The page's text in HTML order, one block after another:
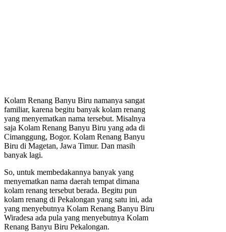
Kolam Renang Banyu Biru namanya sangat
familiar, karena begitu banyak kolam renang
yang menyematkan nama tersebut. Misalnya
saja Kolam Renang Banyu Biru yang ada di
Cimanggung, Bogor. Kolam Renang Banyu
Biru di Magetan, Jawa Timur. Dan masih
banyak lagi.
So, untuk membedakannya banyak yang
menyematkan nama daerah tempat dimana
kolam renang tersebut berada. Begitu pun
kolam renang di Pekalongan yang satu ini, ada
yang menyebutnya Kolam Renang Banyu Biru
Wiradesa ada pula yang menyebutnya Kolam
Renang Banyu Biru Pekalongan.